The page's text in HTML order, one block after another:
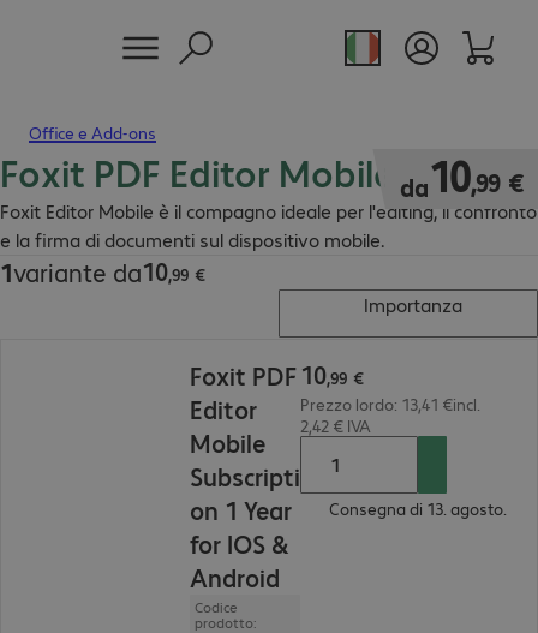
Office e Add-ons
Foxit PDF Editor Mobile
Foxit Editor Mobile è il compagno ideale per l'editing, il confronto
e la firma di documenti sul dispositivo mobile.
da10,99 €
10,99 €
1variante da10,99 €
10,99 €
Importanza
Foxit PDF
Editor
Mobile
Subscripti
on 1 Year
for IOS &
Android
Codice
prodotto:
10,99 €
Prezzo lordo: 13,41 €incl.
2,42 € IVA
Consegna di 13. agosto.